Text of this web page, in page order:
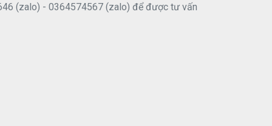
(zalo) - 0364574567 (zalo) để được tư vấn